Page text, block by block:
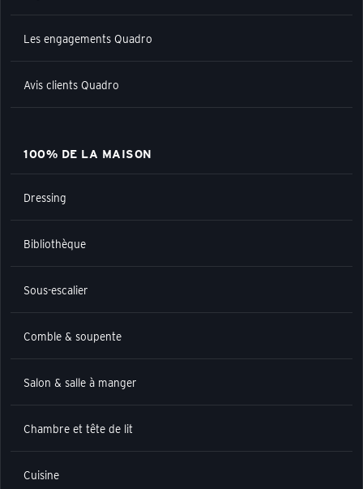
Les engagements Quadro
Avis clients Quadro
100% DE LA MAISON
Dressing
Bibliothèque
Sous-escalier
Comble & soupente
Salon & salle à manger
Chambre et tête de lit
Cuisine